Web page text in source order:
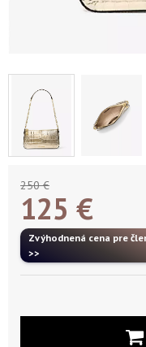
250 €
125 €
Zvýhodnená cena pre
>>